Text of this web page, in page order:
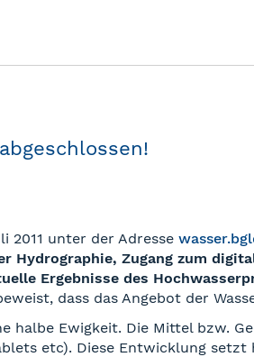
2011 unter der Adresse
Hydrographie, Zugang zum
Ergebnisse des
dass das Angebot der
halbe Ewigkeit. Die Mittel bzw.
etc). Diese Entwicklung